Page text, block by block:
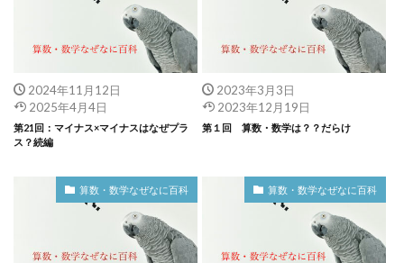
2024年11月12日
2025年4月4日
第21回：マイナス×マイナスはなぜプラ
ス？続編
2023年3月3日
2023年12月19日
第１回 算数・数学は？？だらけ
算数・数学なぜなに百科 算数・数学なぜなに百科